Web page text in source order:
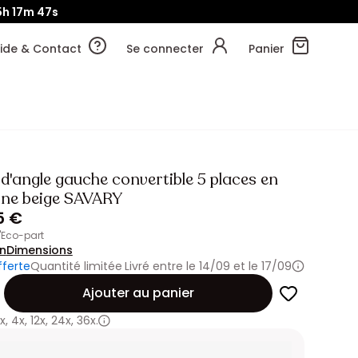
17m 46s
& Contact Se connecter Panier
gauche convertible 5 places en
beige SAVARY
€
part
Dimensions
Quantité limitée Livré entre le 14/09 et le 17/09
Ajouter au panier
, 4x, 12x, 24x, 36x.